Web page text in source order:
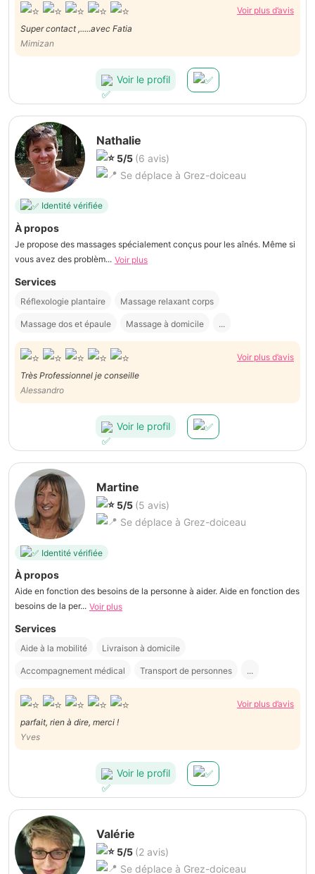
Voir plus d’avis
Super contact ,.....avec Fatia
Mimizan
Voir le profil
Nathalie
5/5 (6 avis)
Se déplace à Grez-doiceau
Identité vérifiée
À propos
Je propose des massages spécialement conçus pour les aînés. Même si
vous avez des problèm... Voir plus
Services
Réflexologie plantaire Massage relaxant corps
Massage dos et épaule Massage à domicile ...
Voir plus d’avis
Très Professionnel je conseille
Alessandro
Voir le profil
Martine
5/5 (5 avis)
Se déplace à Grez-doiceau
Identité vérifiée
À propos
Aide en fonction des besoins de la personne à aider. Aide en fonction des
besoins de la per... Voir plus
Services
Aide à la mobilité Livraison à domicile
Accompagnement médical Transport de personnes ...
Voir plus d’avis
parfait, rien à dire, merci !
Yves
Voir le profil
Valérie
5/5 (2 avis)
Se déplace à Grez-doiceau